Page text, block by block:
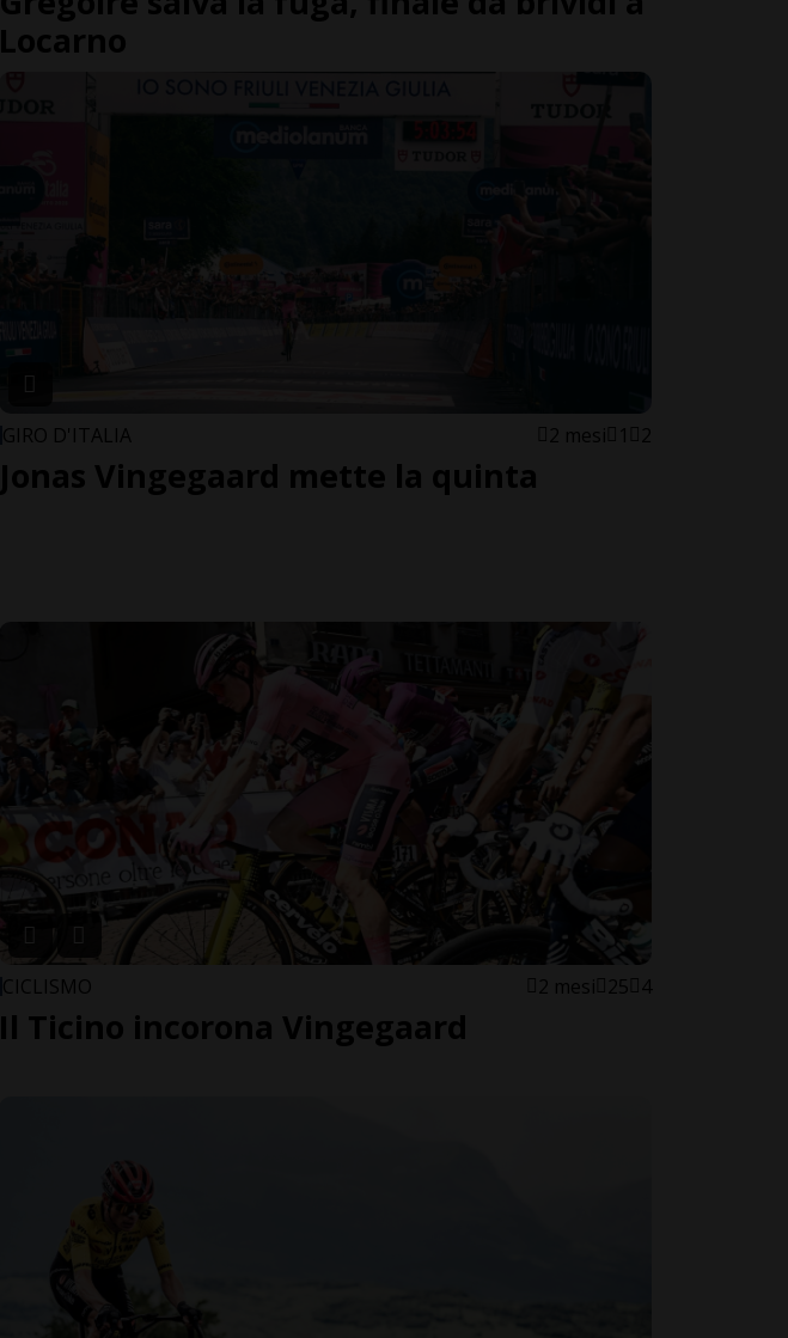
Locarno
GIRO D'ITALIA 2 mesi 1 2
Jonas Vingegaard mette la quinta
CICLISMO 2 mesi 25 4
Il Ticino incorona Vingegaard